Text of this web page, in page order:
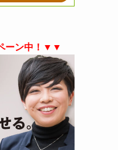
ーン中！▼▼